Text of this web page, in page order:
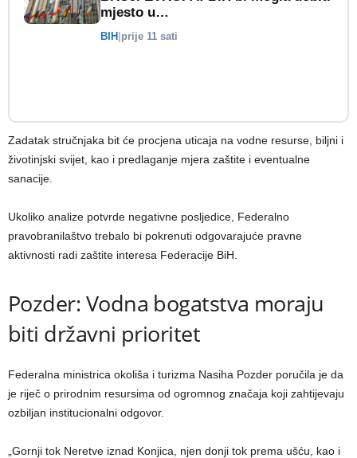
mjesto u…
BIH prije 11 sati
Zadatak stručnjaka bit će procjena uticaja na vodne resurse, biljni i
životinjski svijet, kao i predlaganje mjera zaštite i eventualne
sanacije.
Ukoliko analize potvrde negativne posljedice, Federalno
pravobranilaštvo trebalo bi pokrenuti odgovarajuće pravne
aktivnosti radi zaštite interesa Federacije BiH.
Pozder: Vodna bogatstva moraju
biti državni prioritet
Federalna ministrica okoliša i turizma Nasiha Pozder poručila je da
je riječ o prirodnim resursima od ogromnog značaja koji zahtijevaju
ozbiljan institucionalni odgovor.
„Gornji tok Neretve iznad Konjica, njen donji tok prema ušću, kao i